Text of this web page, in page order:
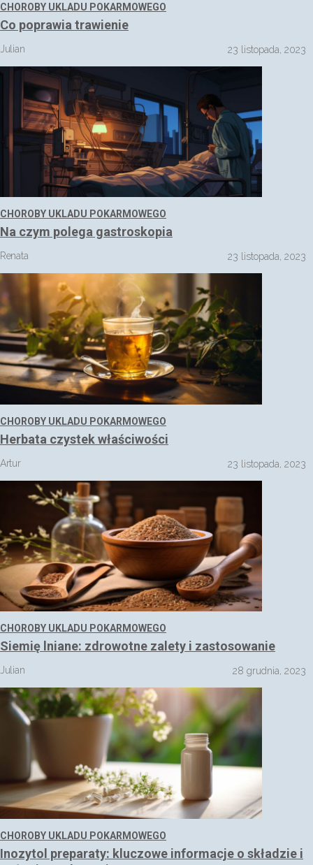
CHOROBY UKLADU POKARMOWEGO
Co poprawia trawienie
Julian 23 listopada, 2023
CHOROBY UKLADU POKARMOWEGO
Na czym polega gastroskopia
Renata 23 listopada, 2023
CHOROBY UKLADU POKARMOWEGO
Herbata czystek właściwości
Artur 23 listopada, 2023
CHOROBY UKLADU POKARMOWEGO
Siemię lniane: zdrowotne zalety i zastosowanie
Julian 28 grudnia, 2023
CHOROBY UKLADU POKARMOWEGO
Inozytol preparaty: kluczowe informacje o składzie i